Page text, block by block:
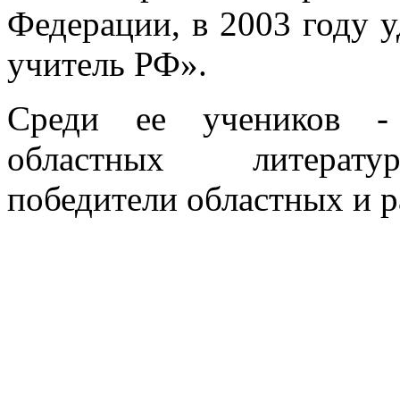
Федерации, в 2003 году
учитель РФ».
Среди ее учеников -
областных
победители областных и